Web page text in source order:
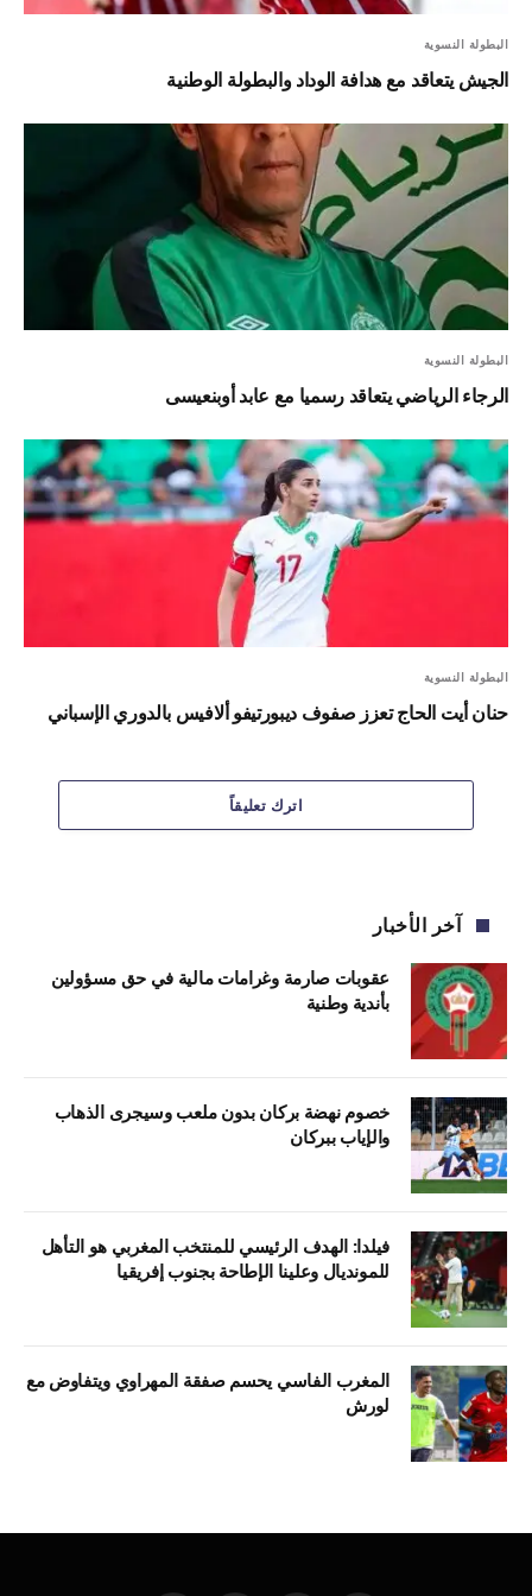
البطولة النسوية
الجيش يتعاقد مع هدافة الوداد والبطولة الوطنية
البطولة النسوية
الرجاء الرياضي يتعاقد رسميا مع عابد أوبنعيسى
البطولة النسوية
حنان أيت الحاج تعزز صفوف ديبورتيفو ألافيس بالدوري الإسباني
اترك تعليقاً
آخر الأخبار
عقوبات صارمة وغرامات مالية في حق مسؤولين
بأندية وطنية
خصوم نهضة بركان بدون ملعب وسيجرى الذهاب
والإياب ببركان
فيلدا: الهدف الرئيسي للمنتخب المغربي هو التأهل
للمونديال وعلينا الإطاحة بجنوب إفريقيا
المغرب الفاسي يحسم صفقة المهراوي ويتفاوض مع
لورش